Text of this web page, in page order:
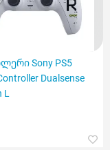
Sony PS5
Dualsense